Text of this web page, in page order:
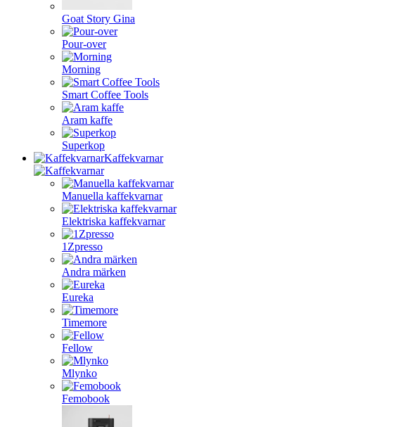
Goat Story Gina
Pour-over
Morning
Smart Coffee Tools
Aram kaffe
Superkop
Kaffekvarnar
Manuella kaffekvarnar
Elektriska kaffekvarnar
1Zpresso
Andra märken
Eureka
Timemore
Fellow
Mlynko
Femobook